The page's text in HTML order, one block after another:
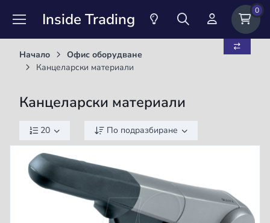
Inside Trading 0
Начало
Офис оборудване
Канцеларски материали
Канцеларски материали
20 По подразбиране